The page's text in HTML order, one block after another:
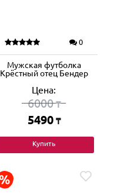
0
Мужская футболка
Крёстный отец Бендер
Цена:
6000₸
5490 ₸
Купить